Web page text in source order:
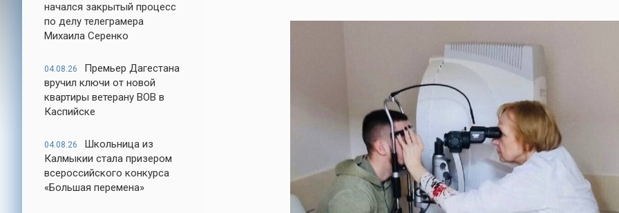
начался закрытый процесс
по делу телеграмера
Михаила Серенко
04.08.26
Премьер Дагестана
вручил ключи от новой
квартиры ветерану ВОВ в
Каспийске
04.08.26
Школьница из
Калмыкии стала призером
всероссийского конкурса
«Большая перемена»